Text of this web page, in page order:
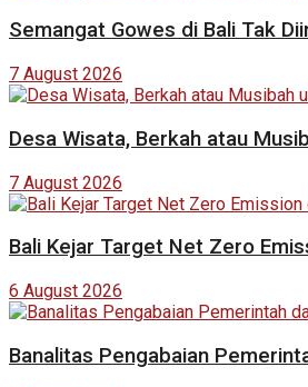
Semangat Gowes di Bali Tak
7 August 2026
Desa Wisata, Berkah atau
7 August 2026
Bali Kejar Target Net Zero
6 August 2026
Banalitas Pengabaian